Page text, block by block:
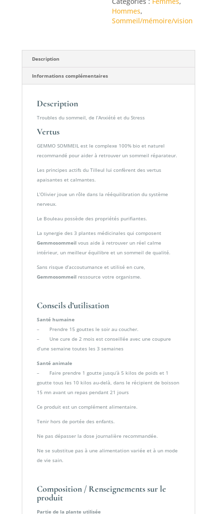
Hommes,
Sommeil/mémoire/vision
Description
Informations complémentaires
Description
Troubles du sommeil, de l’Anxiété et du Stress
Vertus
GEMMO SOMMEIL est le complexe 100% bio et naturel
recommandé pour aider à retrouver un sommeil réparateur.
Les principes actifs du Tilleul lui confèrent des vertus
apaisantes et calmantes.
L’Olivier joue un rôle dans la rééquilibration du système
nerveux.
Le Bouleau possède des propriétés purifiantes.
La synergie des 3 plantes médicinales qui composent
Gemmosommeilvous aide à retrouver un réel calme
intérieur, un meilleur équilibre et un sommeil de qualité.
Sans risque d’accoutumance et utilisé en cure,
Gemmosommeilressource votre organisme.
Conseils d’utilisation
Santé humaine
– Prendre 15 gouttes le soir au coucher.
– Une cure de 2 mois est conseillée avec une coupure
d’une semaine toutes les 3 semaines
Santé animale
– Faire prendre 1 goutte jusqu’à 5 kilos de poids et 1
goutte tous les 10 kilos au-delà, dans le récipient de boisson
15 mn avant un repas pendant 21 jours
Ce produit est un complément alimentaire.
Tenir hors de portée des enfants.
Ne pas dépasser la dose journalière recommandée.
Ne se substitue pas à une alimentation variée et à un mode
de vie sain.
Composition / Renseignements sur le
produit
Partie de la plante utilisée